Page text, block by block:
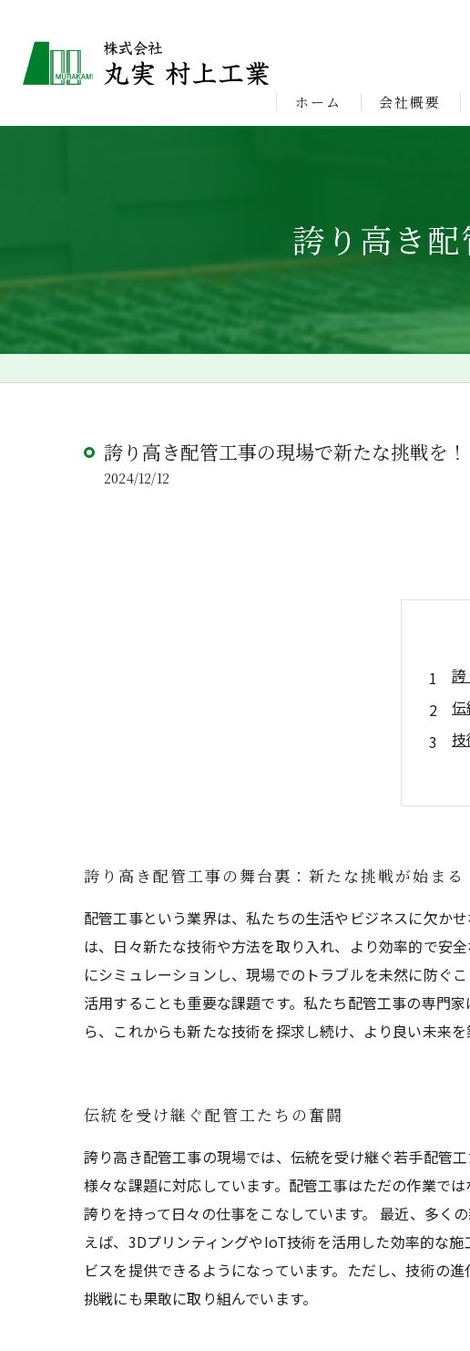
ホーム 会社概要
誇り高き配
誇り高き配管工事の現場で新たな挑戦を！
2024/12/12
新
誇り高き配管工事の舞台裏：新たな挑戦が始まる
配管工事という業界は、私たちの生活やビジネスに欠か
は、日々新たな技術や方法を取り入れ、より効率的で安
にシミュレーションし、現場でのトラブルを未然に防ぐ
活用することも重要な課題です。私たち配管工事の専門
ら、これからも新たな技術を探求し続け、より良い未来を
伝統を受け継ぐ配管工たちの奮闘
誇り高き配管工事の現場では、伝統を受け継ぐ若手配管
様々な課題に対応しています。配管工事はただの作業で
誇りを持って日々の仕事をこなしています。 最近、多く
えば、3DプリンティングやIoT技術を活用した効率的な
ビスを提供できるようになっています。ただし、技術の
挑戦にも果敢に取り組んでいます。